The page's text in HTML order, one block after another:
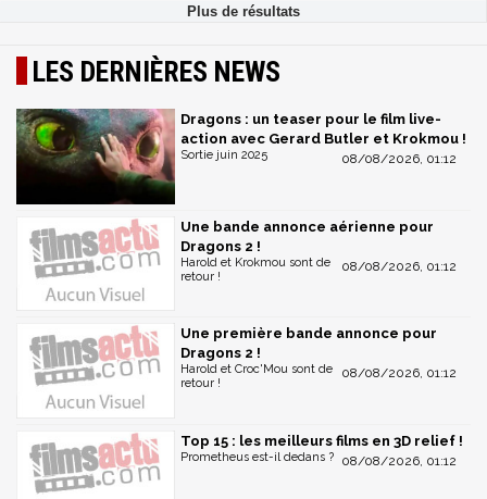
LES DERNIÈRES NEWS
Dragons : un teaser pour le film live-
action avec Gerard Butler et Krokmou !
08/08/2026, 01:12
Sortie juin 2025
Une bande annonce aérienne pour
Dragons 2 !
08/08/2026, 01:12
Harold et Krokmou sont de
retour !
Une première bande annonce pour
Dragons 2 !
08/08/2026, 01:12
Harold et Croc'Mou sont de
retour !
Top 15 : les meilleurs films en 3D relief !
08/08/2026, 01:12
Prometheus est-il dedans ?